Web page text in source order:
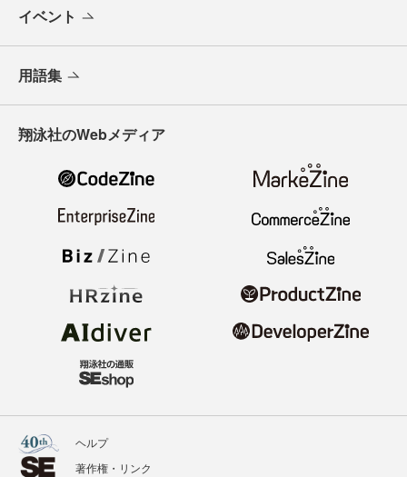
イベント
用語集
翔泳社のWebメディア
ヘルプ
著作権・リンク